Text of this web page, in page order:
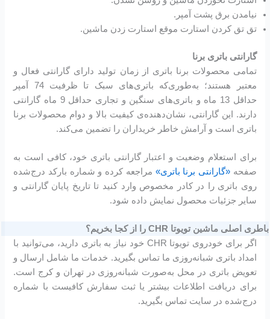
نیامدن برق پشت آمپر.
تق تق کردن استارت موقع استارت زدن ماشین.
گارانتی باتری برنا
تمامی محصولات برنا باتری از زمان تولید دارای گارانتی فعال و
معتبر هستند؛ به‌طوری‌که باتری‌های سبک تا ظرفیت 74 آمپر
حداقل 13 ماه و باتری‌های سنگین و تجاری حداقل 9 ماه گارانتی
دارند. این گارانتی، نشان‌دهنده‌ی کیفیت بالا و دوام محصولات برنا
باتری است و آرامش خاطر خریداران را تضمین می‌کند.
برای استعلام وضعیت و اعتبار گارانتی باتری خود، کافی است به
صفحه«گارانتی برنا باتری» مراجعه کرده و شماره بارکد درج‌شده
روی باتری را در کادر مخصوص وارد کنید تا تاریخ پایان گارانتی و
سایر جزئیات محصول نمایش داده شود.
باطری اصلی ماشین تویوتا CHR را از کجا بخریم؟
اگر برای خودروی تویوتا CHR خود نیاز به باتری دارید، می‌توانید با
امداد باتری شبانه‌روزی ما تماس بگیرید. خدمات ما شامل ارسال و
تعویض باتری در محل به‌صورت شبانه‌روزی در تهران و کرج است.
برای دریافت اطلاعات بیشتر یا ثبت سفارش کافیست با شماره
درج‌شده در سایت تماس بگیرید.